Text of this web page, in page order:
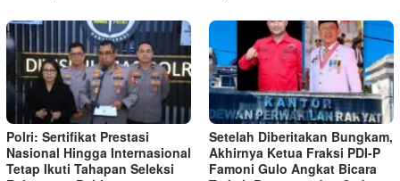
Polri: Sertifikat Prestasi
Nasional Hingga Internasional
Tetap Ikuti Tahapan Seleksi
Setelah Diberitakan Bungkam,
Akhirnya Ketua Fraksi PDI-P
Famoni Gulo Angkat Bicara